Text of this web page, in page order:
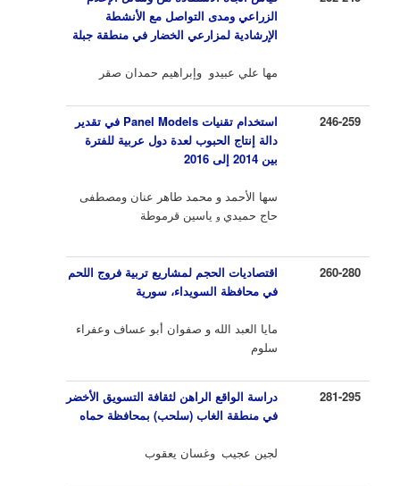
الزراعي ومدى التواصل مع الأنشطة
الإرشادية لمزارعي الخضار في منطقة جبلة
مها علي عبيدو وإبراهيم حمدان صقر
246-259 استخدام تقنياتPanel Models في تقدير
دالة إنتاج الحبوب لعدة دول عربية للفترة
بين 2014 إلى 2016
سها الأحمد و محمد طاهر عنان ومصطفى
حاج حميدي و ياسين قرموطة
260-280
اقتصاديات الحجم لمشاريع تربية فروج اللحم
في محافظة السويداء، سورية
مايا العبد الله و صفوان أبو عساف وعفراء
سلوم
281-295
دراسة الواقع الراهن لثقافة التسويق الأخضر
في منطقة الغاب (سلحب) بمحافظة حماه
لجين عجيب وغسان يعقوب